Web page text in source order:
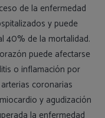
de la enfermedad
y puede
40% de la mortalidad.
puede afectarse
o inflamación por
coronarias
y agudización